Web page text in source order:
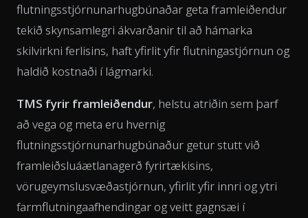
flutningsstjórnunarhugbúnaðar geta framleiðendur
tekið skynsamlegri ákvarðanir til að hámarka
skilvirkni ferlisins, haft yfirlit yfir flutningastjórnun og
haldið kostnaði í lágmarki.
TMS fyrir framleiðendur, helstu atriðin sem þarf
að vega og meta eru hvernig
flutningsstjórnunarhugbúnaður getur stutt við
framleiðsluáætlanagerð fyrirtækisins,
vörugeymslusvæðastjórnun, yfirlit yfir innri og ytri
farmflutningaafhendingar og veitt gagnsæi í